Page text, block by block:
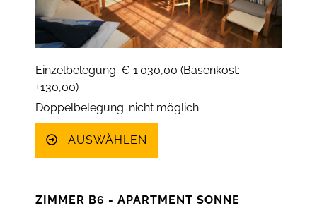
Einzelbelegung: € 1.030,00 (Basenkost:
+130,00)
Doppelbelegung: nicht möglich
AUSWÄHLEN
ZIMMER B6 - APARTMENT SONNE